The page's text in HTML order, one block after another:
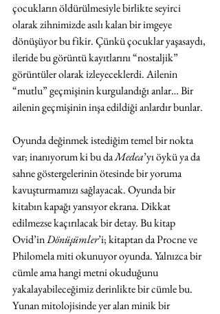
çocukların öldürülmesiyle birlikte seyirci
olarak zihnimizde asılı kalan bir imgeye
dönüşüyor bu fikir. Çünkü çocuklar yaşasaydı,
ileride bu görüntü kayıtlarını “nostaljik”
görüntüler olarak izleyeceklerdi. Ailenin
“mutlu” geçmişinin kurgulandığı anlar… Bir
ailenin geçmişinin inşa edildiği anlardır bunlar.
Oyunda değinmek istediğim temel bir nokta
var; inanıyorum ki bu da Medea’yı öykü ya da
sahne göstergelerinin ötesinde bir yoruma
kavuşturmamızı sağlayacak. Oyunda bir
kitabın kapağı yansıyor ekrana. Dikkat
edilmezse kaçırılacak bir detay. Bu kitap
Ovid’in Dönüşümler’i; kitaptan da Procne ve
Philomela miti okunuyor oyunda. Yalnızca bir
cümle ama hangi metni okuduğunu
yakalayabileceğimiz derinlikte bir cümle bu.
Yunan mitolojisinde yer alan minik bir